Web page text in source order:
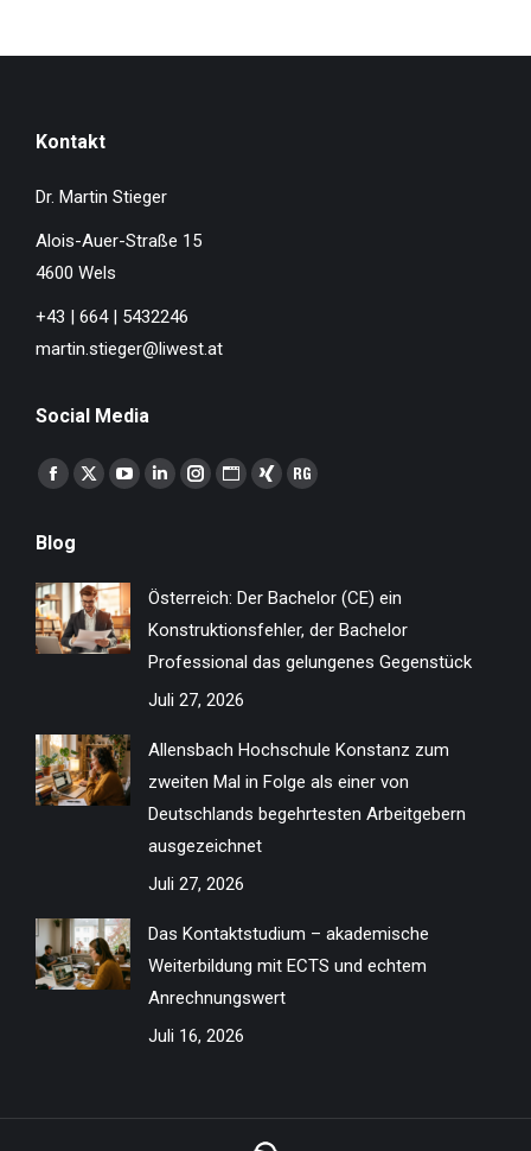
Kontakt
Dr. Martin Stieger
Alois-Auer-Straße 15
4600 Wels
+43 | 664 | 5432246
martin.stieger@liwest.at
Social Media
Finden Sie uns auf:
Facebook
opens
in
new
window
X
in
new
window
YouTube
in
new
window
Linkedin
new
window
Instagram
new
window
Website
new
window
XING
new
window
ResearchGate
new
window
Blog
Österreich: Der Bachelor (CE) ein
Konstruktionsfehler, der Bachelor
Professional das gelungenes Gegenstück
Juli 27, 2026
Allensbach Hochschule Konstanz zum
zweiten Mal in Folge als einer von
Deutschlands begehrtesten Arbeitgebern
ausgezeichnet
Juli 27, 2026
Das Kontaktstudium – akademische
Weiterbildung mit ECTS und echtem
Anrechnungswert
Juli 16, 2026